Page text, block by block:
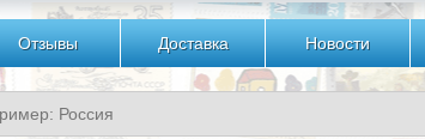
Отзывы Доставка Новости